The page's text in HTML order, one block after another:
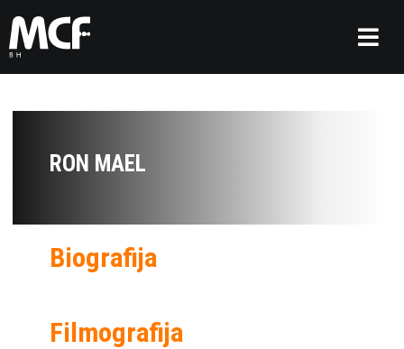
RON MAEL
Biografija
Filmografija